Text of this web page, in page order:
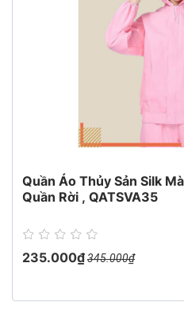
Quần Áo Thủy Sản Silk
Quần Rời , QATSVA35
235.000₫345.000₫